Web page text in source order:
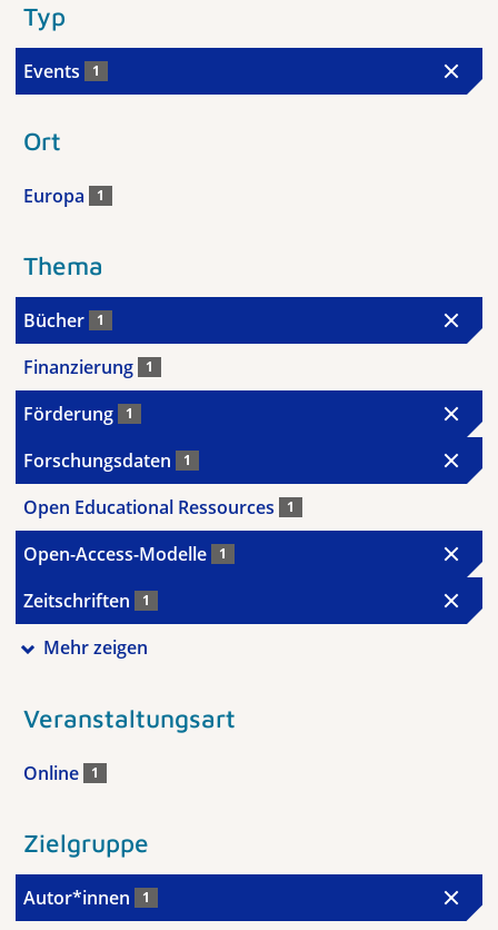
Typ
Events 1
Ort
Europa 1
Thema
Bücher 1
Finanzierung 1
Förderung 1
Forschungsdaten 1
Open Educational Ressources 1
Open-Access-Modelle 1
Zeitschriften 1
Mehr zeigen
Veranstaltungsart
Online 1
Zielgruppe
Autor*innen 1